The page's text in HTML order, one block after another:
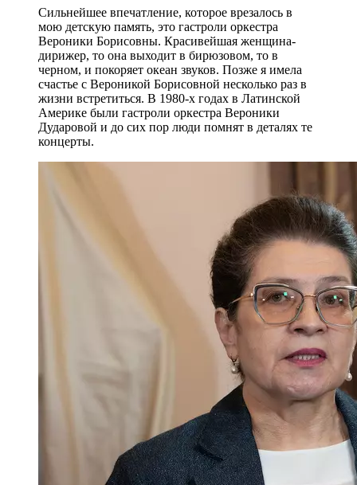
Сильнейшее впечатление, которое врезалось в
мою детскую память, это гастроли оркестра
Вероники Борисовны. Красивейшая женщина-
дирижер, то она выходит в бирюзовом, то в
черном, и покоряет океан звуков. Позже я имела
счастье с Вероникой Борисовной несколько раз в
жизни встретиться. В 1980-х годах в Латинской
Америке были гастроли оркестра Вероники
Дударовой и до сих пор люди помнят в деталях те
концерты.